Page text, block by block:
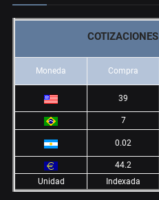
COTIZACIONES
Moneda Compra
39
7
0.02
44.2
Unidad
Indexada